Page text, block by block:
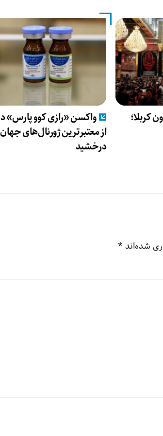
کربلا؛
واکسن «رازی کوو پارس»
از معتبرترین ژورنال‌های جهان
درخشید
شده‌اند *